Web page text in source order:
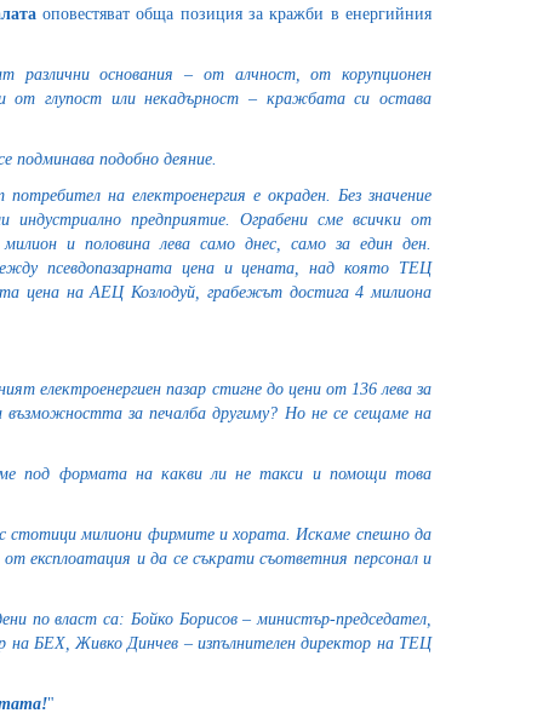
оповестяват обща позиция за кражби в енергийния
основания – от алчност, от корупционен
глупост или некадърност – кражбата си остава
подминава подобно деяние.
потребител на електроенергия е окраден. Без значение
индустриално предприятие. Ограбени сме всички от
и половина лева само днес, само за един ден.
псевдопазарната цена и цената, над която ТЕЦ
цена на АЕЦ Козлодуй, грабежът достига 4 милиона
електроенергиен пазар стигне до цени от 136 лева за
за печалба другиму? Но не се сещаме на
под формата на какви ли не такси и помощи това
стотици милиони фирмите и хората. Искаме спешно да
експлоатация и да се съкрати съответния персонал и
по власт са: Бойко Борисов – министър-председател,
на БЕХ, Живко Динчев – изпълнителен директор на ТЕЦ
"